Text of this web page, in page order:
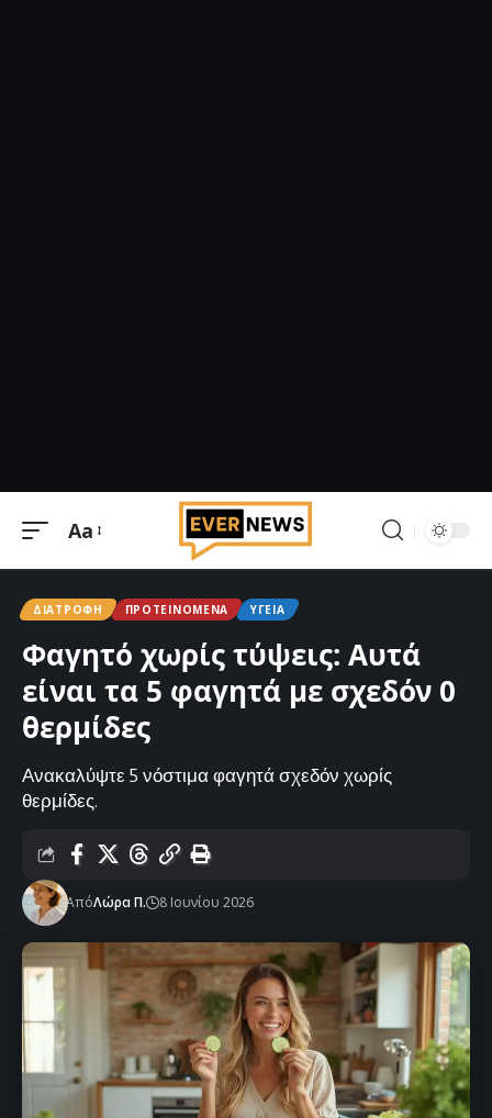
Μεγέθυνση
Aa
ΔΙΑΤΡΟΦΉ ΠΡΟΤΕΙΝΌΜΕΝΑ ΥΓΕΊΑ
Φαγητό χωρίς τύψεις: Αυτά
είναι τα 5 φαγητά με σχεδόν 0
θερμίδες
Ανακαλύψτε 5 νόστιμα φαγητά σχεδόν χωρίς
θερμίδες.
ΑπόΛώρα Π. 8 Ιουνίου 2026